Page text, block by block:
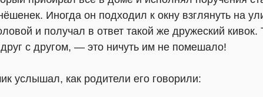
Иногда он подходил к окну взглянуть на
и получал в ответ такой же дружеский
с другом, — это ничуть им не помешало!
услышал, как родители его говорили: